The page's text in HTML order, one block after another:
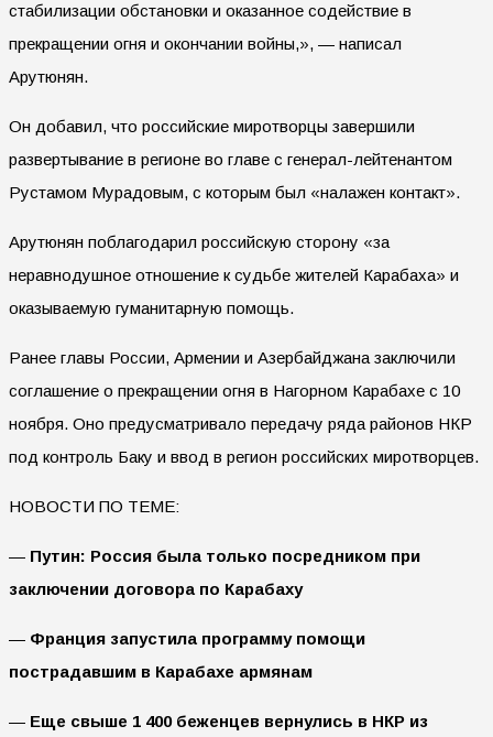
стабилизации обстановки и оказанное содействие в
прекращении огня и окончании войны,», — написал
Арутюнян.
Он добавил, что российские миротворцы завершили
развертывание в регионе во главе с генерал-лейтенантом
Рустамом Мурадовым, с которым был «налажен контакт».
Арутюнян поблагодарил российскую сторону «за
неравнодушное отношение к судьбе жителей Карабаха» и
оказываемую гуманитарную помощь.
Ранее главы России, Армении и Азербайджана заключили
соглашение о прекращении огня в Нагорном Карабахе с 10
ноября. Оно предусматривало передачу ряда районов НКР
под контроль Баку и ввод в регион российских миротворцев.
НОВОСТИ ПО ТЕМЕ:
— Путин: Россия была только посредником при
заключении договора по Карабаху
— Франция запустила программу помощи
пострадавшим в Карабахе армянам
— Еще свыше 1 400 беженцев вернулись в НКР из